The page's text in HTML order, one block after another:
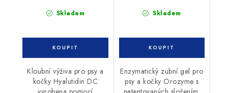
Skladem
Kloubní výživa pro psy a
kočky Hyalutidin DC
Skladem
Enzymatický zubní gel pro
psy a kočky Orozyme s